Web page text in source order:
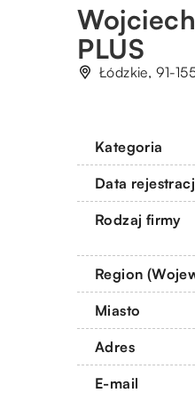
PLUS
Łódzkie, 91-
Kategoria
Data
Rodzaj firmy
Region
Miasto
Adres
E-mail